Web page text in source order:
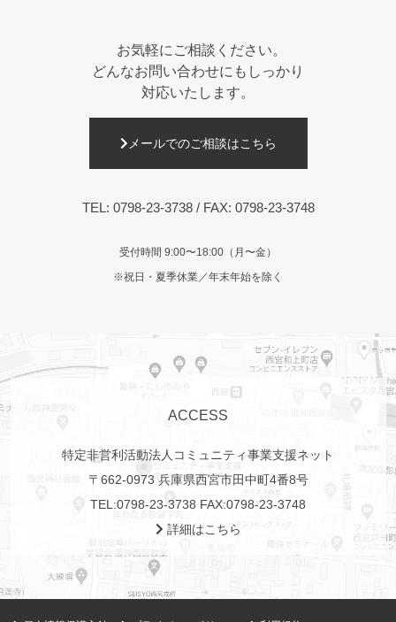
お気軽にご相談ください。
どんなお問い合わせにもしっかり
対応いたします。
メールでのご相談はこちら
TEL: 0798-23-3738/ FAX: 0798-23-3748
受付時間 9:00〜18:00（月〜金）
※祝日・夏季休業／年末年始を除く
ACCESS
特定非営利活動法人コミュニティ事業支援ネット
〒662-0973 兵庫県西宮市田中町4番8号
TEL:0798-23-3738 FAX:0798-23-3748
詳細はこちら